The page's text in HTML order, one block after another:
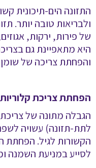
התזונה הים-תיכונית
ולבריאות טובה יותר.
של פירות, ירקות,
היא מתאפיינת גם
והפחתת צריכה של שומן
הפחתת צריכת קלוריות
הגבלה מתונה של צריכת
לתת-תזונה) עשויה
הקשורות לגיל. הפחתת
לסייע במניעת השמנה